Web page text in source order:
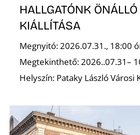
HALLGATÓNK ÖNÁLLÓ
KIÁLLÍTÁSA
Megnyitó: 2026.07.31., 18:00
Megtekinthető: 2026..07.31–
Helyszín: Pataky László Városi